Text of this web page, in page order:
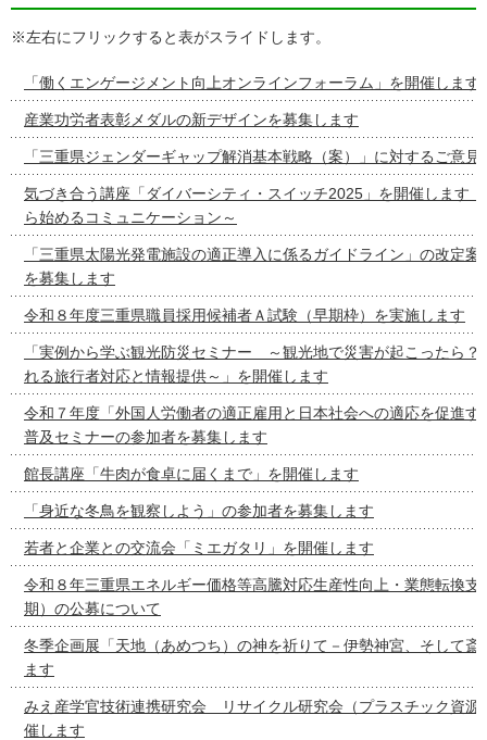
※左右にフリックすると表がスライドします。
「働くエンゲージメント向上オンラインフォーラム」を開催します
産業功労者表彰メダルの新デザインを募集します
「三重県ジェンダーギャップ解消基本戦略（案）」に対するご意見
気づき合う講座「ダイバーシティ・スイッチ2025」を開催し
ら始めるコミュニケーション～
「三重県太陽光発電施設の適正導入に係るガイドライン」の改定
を募集します
令和８年度三重県職員採用候補者Ａ試験（早期枠）を実施します
「実例から学ぶ観光防災セミナー ～観光地で災害が起こったら
れる旅行者対応と情報提供～」を開催します
令和７年度「外国人労働者の適正雇用と日本社会への適応を促進す
普及セミナーの参加者を募集します
館長講座「牛肉が食卓に届くまで」を開催します
「身近な冬鳥を観察しよう」の参加者を募集します
若者と企業との交流会「ミエガタリ」を開催します
令和８年三重県エネルギー価格等高騰対応生産性向上・業態転換支
期）の公募について
冬季企画展「天地（あめつち）の神を祈りて－伊勢神宮、そして斎
ます
みえ産学官技術連携研究会 リサイクル研究会（プラスチック資源
催します